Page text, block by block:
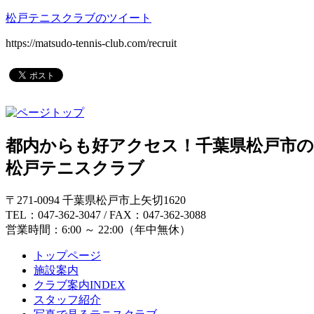
松戸テニスクラブのツイート
https://matsudo-tennis-club.com/recruit
都内からも好アクセス！千葉県松戸市
松戸テニスクラブ
〒271-0094 千葉県松戸市上矢切1620
TEL：047-362-3047 / FAX：047-362-3088
営業時間：6:00 ～ 22:00（年中無休）
トップページ
施設案内
クラブ案内INDEX
スタッフ紹介